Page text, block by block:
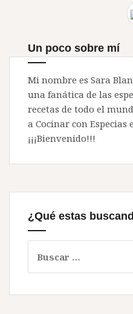
Un poco sobre mí
Mi nombre es Sara
una fanática de las
recetas de todo el
a Cocinar con Especias
¡¡¡Bienvenido!!!
¿Qué estas